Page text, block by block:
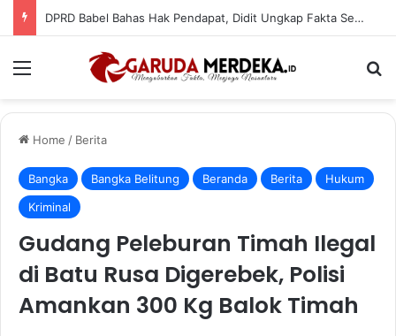
DPRD Babel Bahas Hak Pendapat, Didit Ungkap Fakta Sebenarnya: Bukan Pemecatan Wagub
Menu
Home / Berita
Bangka Bangka Belitung Beranda Berita
Hukum
Kriminal
Gudang Peleburan Timah Ilegal
di Batu Rusa Digerebek, Polisi
Amankan 300 Kg Balok Timah